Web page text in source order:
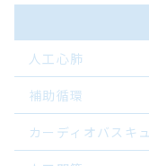
人工心肺
補助循環
カーディオバスキ